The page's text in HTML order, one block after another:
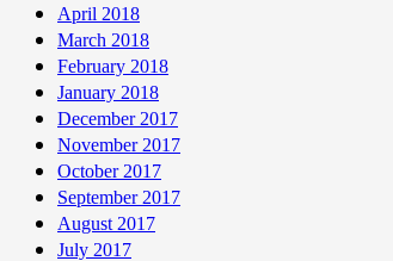
April 2018
March 2018
February 2018
January 2018
December 2017
November 2017
October 2017
September 2017
August 2017
July 2017